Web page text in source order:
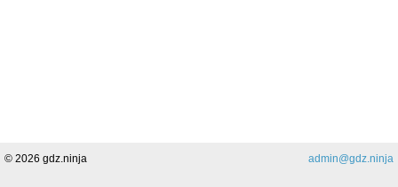
© 2026 gdz.ninja admin@gdz.ninja